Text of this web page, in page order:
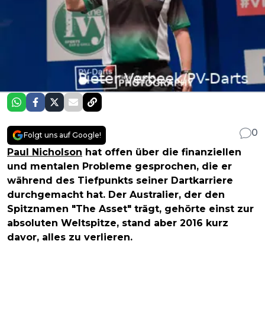
Folgt uns auf Google!
0
Paul Nicholson hat offen über die finanziellen
und mentalen Probleme gesprochen, die er
während des Tiefpunkts seiner Dartkarriere
durchgemacht hat. Der Australier, der den
Spitznamen "The Asset" trägt, gehörte einst zur
absoluten Weltspitze, stand aber 2016 kurz
davor, alles zu verlieren.